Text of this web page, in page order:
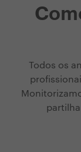
Todos os